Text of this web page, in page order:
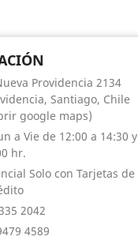
Providencia 2134
Santiago, Chile
google maps)
a Vie de 12:00 a 14:30 y
hr.
Solo con Tarjetas de
2042
4589